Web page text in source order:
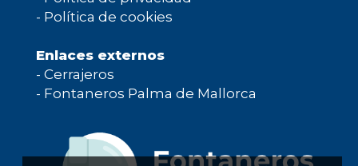
- Política de cookies
Enlaces externos
- Cerrajeros
- Fontaneros Palma de Mallorca